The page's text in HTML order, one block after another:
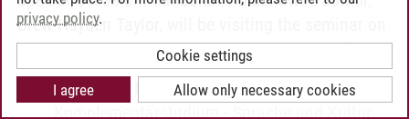
Drew Hayden Taylor, will be visiting the seminar on
January 17, 2014. Tags: North American Studies
Berufliche Bildung in der Sozialpädagogik
Komplementärstudium-Sprache und Kultur
privacy policy.
Cookie settings
Allow only necessary cookies
I agree